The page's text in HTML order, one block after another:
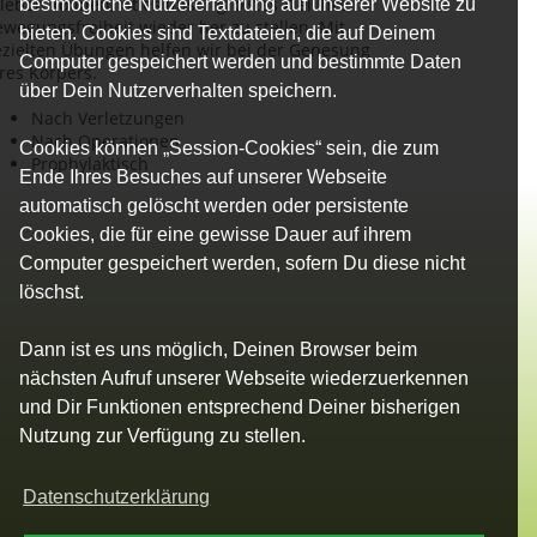
bieten. Cookies sind Textdateien, die auf Deinem
Computer gespeichert werden und bestimmte Daten
über Dein Nutzerverhalten speichern.
Cookies können „Session-Cookies“ sein, die zum
Ende Ihres Besuches auf unserer Webseite
automatisch gelöscht werden oder persistente
Cookies, die für eine gewisse Dauer auf ihrem
Computer gespeichert werden, sofern Du diese nicht
löschst.
Dann ist es uns möglich, Deinen Browser beim
nächsten Aufruf unserer Webseite wiederzuerkennen
und Dir Funktionen entsprechend Deiner bisherigen
Nutzung zur Verfügung zu stellen.
Datenschutzerklärung
wieder her zu stellen. Mit
Übungen helfen wir bei der Genesung
Körpers.
Nach Verletzungen
Nach Operationen
Prophylaktisch